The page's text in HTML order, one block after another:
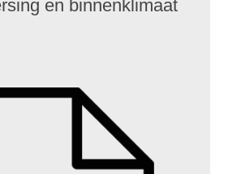
en binnenklimaat